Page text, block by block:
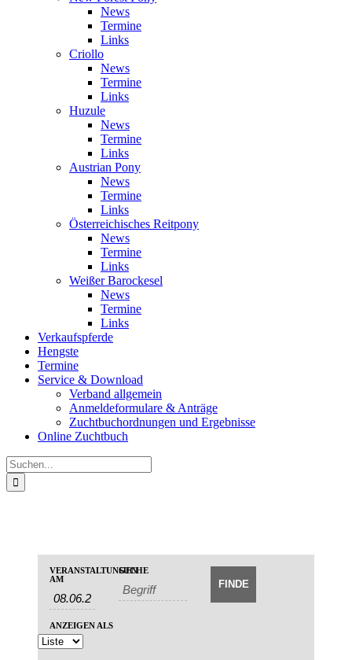
News
Termine
Links
Criollo
News
Termine
Links
Huzule
News
Termine
Links
Austrian Pony
News
Termine
Links
Österreichisches Reitpony
News
Termine
Links
Weißer Barockesel
News
Termine
Links
Verkaufspferde
Hengste
Termine
Service & Download
Verband allgemein
Anmeldeformulare & Anträge
Zuchtbuchordnungen und Ergebnisse
Online Zuchtbuch
Suche
nach:
Veranstaltungen
Suche
und
Ansichten,
Navigation
Suche
VERANSTALTUNGEN
AM
SUCHE
Veranstaltung
Ansichten-
Navigation
ANZEIGEN ALS